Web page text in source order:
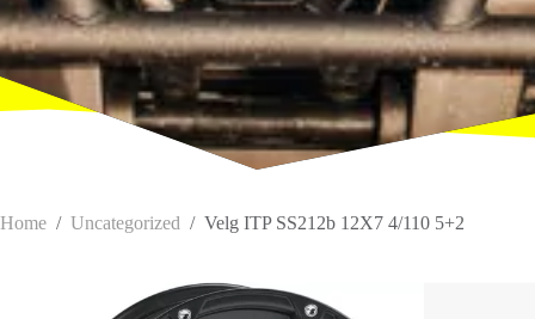
Home / Uncategorized / Velg ITP SS212b 12X7 4/110 5+2